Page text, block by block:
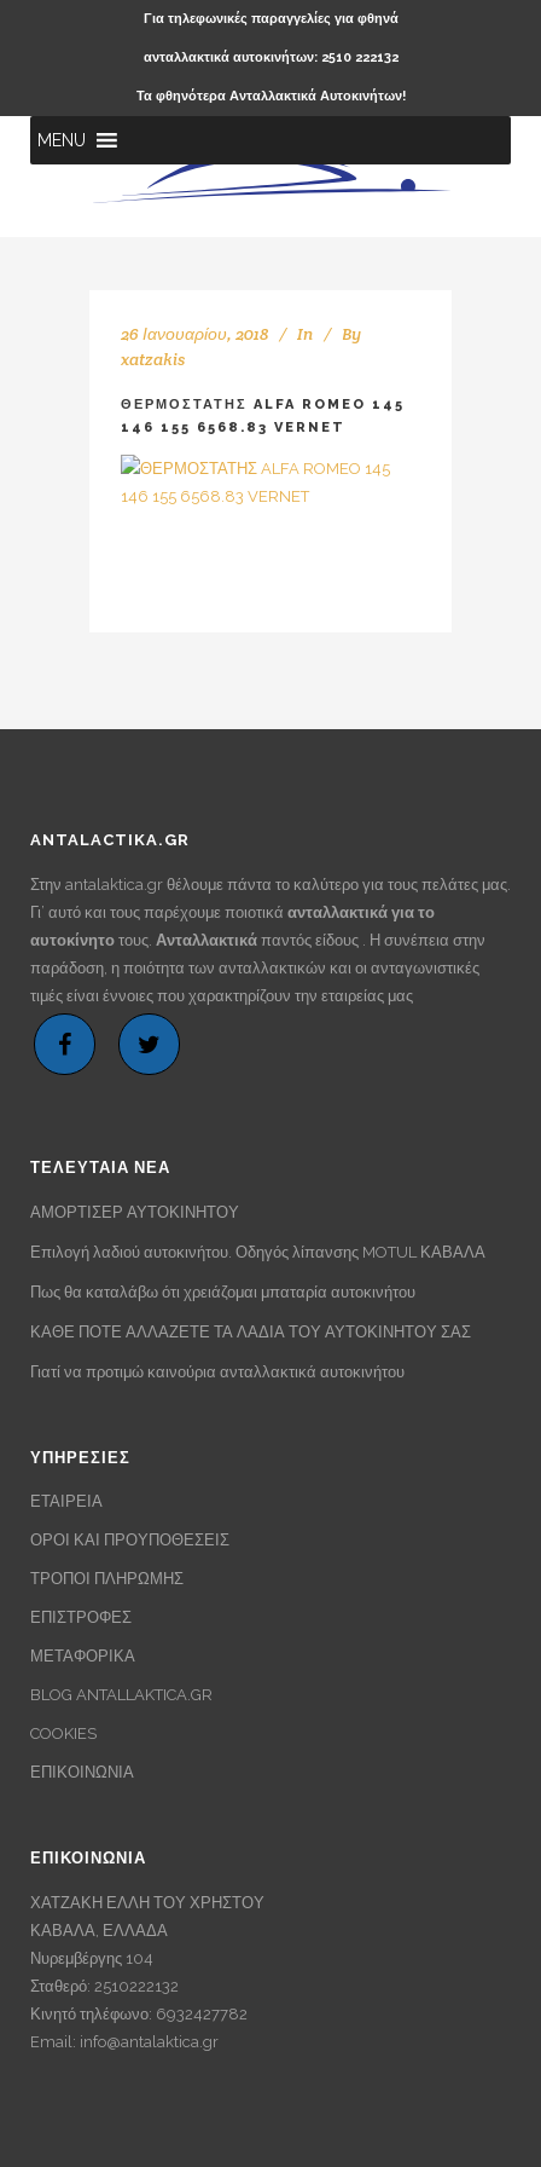
Για τηλεφωνικές παραγγελίες για φθηνά
ανταλλακτικά αυτοκινήτων: 2510 222132
Τα φθηνότερα Ανταλλακτικά Αυτοκινήτων!
MENU
26 Ιανουαρίου, 2018 In
By
xatzakis
ΘΕΡΜΟΣΤΑΤΗΣ ALFA ROMEO 145
146 155 6568.83 VERNET
ANTALACTIKA.GR
Στην antalaktica.gr θέλουμε πάντα το καλύτερο για τους πελάτες μας.
Γι’ αυτό και τους παρέχουμε ποιοτικά ανταλλακτικά για το
αυτοκίνητο τους. Ανταλλακτικά παντός είδους . Η συνέπεια στην
παράδοση, η ποιότητα των ανταλλακτικών και οι ανταγωνιστικές
τιμές είναι έννοιες που χαρακτηρίζουν την εταιρείας μας
ΤΕΛΕΥΤΑΙΑ ΝΕΑ
ΑΜΟΡΤΙΣΕΡ ΑΥΤΟΚΙΝΗΤΟΥ
Επιλογή λαδιού αυτοκινήτου. Οδηγός λίπανσης MOTUL ΚΑΒΑΛΑ
Πως θα καταλάβω ότι χρειάζομαι μπαταρία αυτοκινήτου
ΚΑΘΕ ΠΟΤΕ ΑΛΛΑΖΕΤΕ ΤΑ ΛΑΔΙΑ ΤΟΥ ΑΥΤΟΚΙΝΗΤΟΥ ΣΑΣ
Γιατί να προτιμώ καινούρια ανταλλακτικά αυτοκινήτου
ΥΠΗΡΕΣΙΕΣ
ΕΤΑΙΡΕΙΑ
ΟΡΟΙ ΚΑΙ ΠΡΟΥΠΟΘΕΣΕΙΣ
ΤΡΟΠΟΙ ΠΛΗΡΩΜΗΣ
ΕΠΙΣΤΡΟΦΕΣ
ΜΕΤΑΦΟΡΙΚΑ
BLOG ANTALLAKTICA.GR
COOKIES
ΕΠΙΚΟΙΝΩΝΙΑ
ΕΠΙΚΟΙΝΩΝΙΑ
ΧΑΤΖΑΚΗ ΕΛΛΗ ΤΟΥ ΧΡΗΣΤΟΥ
ΚΑΒΑΛΑ, ΕΛΛΑΔΑ
Νυρεμβέργης 104
Σταθερό: 2510222132
Κινητό τηλέφωνο: 6932427782
Email: info@antalaktica.gr